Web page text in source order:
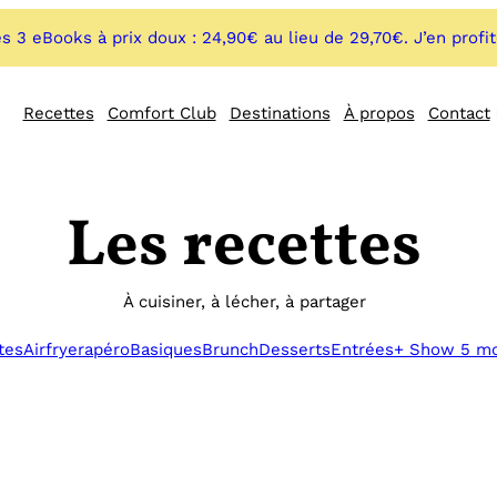
3 eBooks à prix doux : 24,90€ au lieu de 29,70€. J’en
Recettes Comfort Club Destinations À propos Contact
Les recettes
À cuisiner, à lécher, à partager
AirfryerapéroBasiquesBrunchDessertsEntrées+ Show 5